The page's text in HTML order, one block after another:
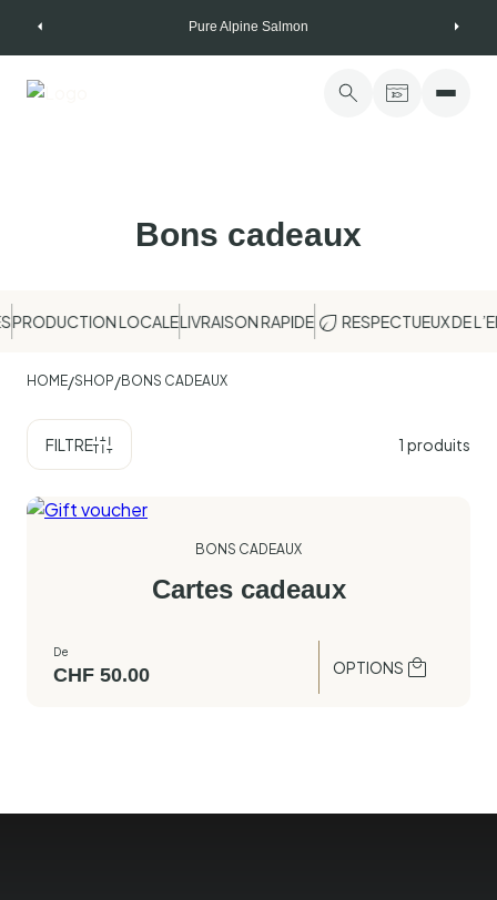
Pure Alpine Salmon
Bons cadeaux
PRODUCTION LOCALELIVRAISON RAPIDE RESPECTUEUX DE
HOME/SHOP/BONS CADEAUX
FILTRE 1 produits
BONS CADEAUX
Cartes cadeaux
De
CHF 50.00 OPTIONS